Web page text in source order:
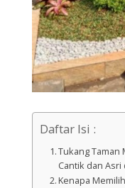
Daftar Isi :
Tukang Taman
Cantik dan Asri
Kenapa